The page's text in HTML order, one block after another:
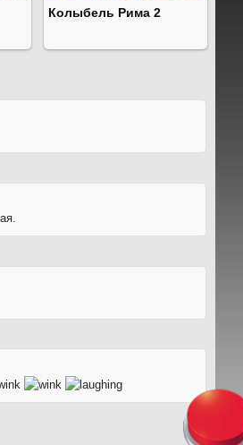
Колыбель Рима 2